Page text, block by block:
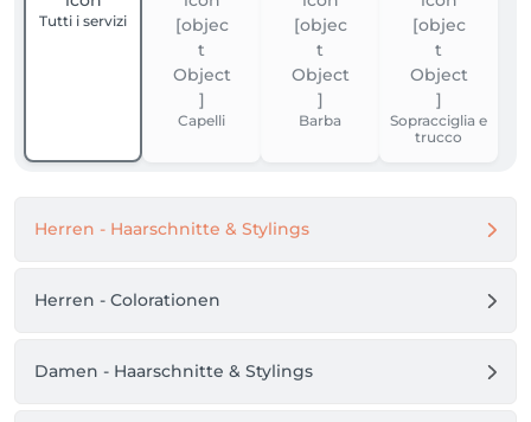
Tutti i servizi
Capelli Barba
Sopracciglia e
trucco
Herren - Haarschnitte & Stylings
Herren - Colorationen
Damen - Haarschnitte & Stylings